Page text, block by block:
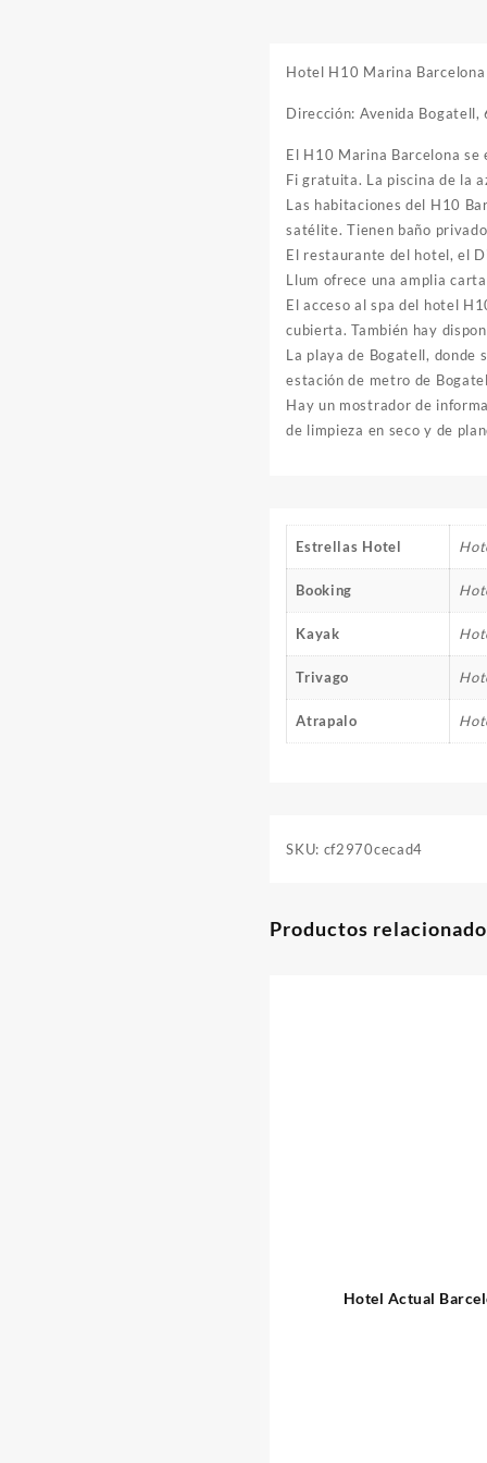
Hotel H10 Marina Barcelona
Dirección: Avenida
El H10 Marina Barcelona se
Fi gratuita. La piscina de la
Las habitaciones del H10
satélite. Tienen baño
El restaurante del hotel, el
Llum ofrece una amplia
El acceso al spa del hotel
cubierta. También hay
La playa de Bogatell, donde
estación de metro de
Hay un mostrador de
de limpieza en seco y de
Estrellas Hotel
Booking
Kayak
Trivago
Atrapalo
SKU: cf2970cecad4
Productos
Hotel Actual